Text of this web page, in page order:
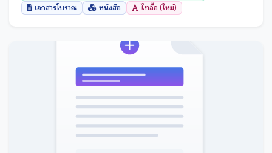
เอกสารโบราณ
หนังสือ ไทลื้อ (ใหม่)